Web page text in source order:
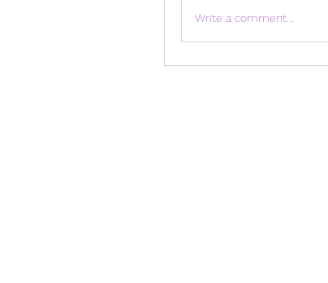
Write a comment...